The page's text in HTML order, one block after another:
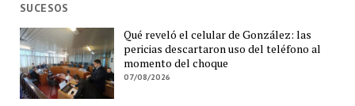
SUCESOS
Qué reveló el celular de González: las
pericias descartaron uso del teléfono al
momento del choque
07/08/2026